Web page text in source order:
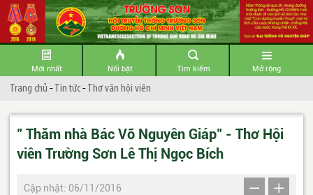
Mới nhất Nổi bật Tìm kiếm Mở rộng
Trang chủ -Tin tức-Thơ văn hội viên
" Thăm nhà Bác Võ Nguyên Giáp" - Thơ Hội
viên Trường Sơn Lê Thị Ngọc Bích
Cập nhật: 06/11/2016